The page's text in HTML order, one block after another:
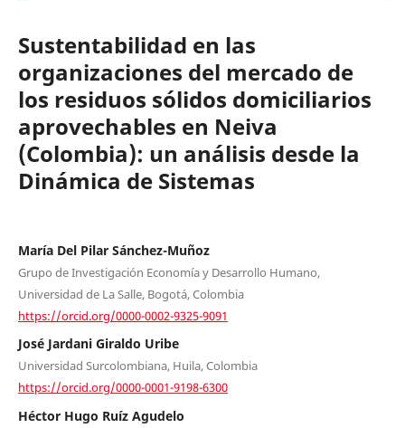
Sustentabilidad en las
organizaciones del mercado de
los residuos sólidos domiciliarios
aprovechables en Neiva
(Colombia): un análisis desde la
Dinámica de Sistemas
María Del Pilar Sánchez-Muñoz
Grupo de Investigación Economía y Desarrollo Humano,
Universidad de La Salle, Bogotá, Colombia
https://orcid.org/0000-0002-9325-9091
José Jardani Giraldo Uribe
Universidad Surcolombiana, Huila, Colombia
https://orcid.org/0000-0001-9198-6300
Héctor Hugo Ruíz Agudelo